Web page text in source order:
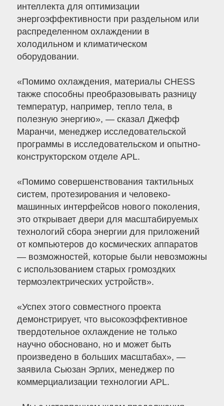
интеллекта для оптимизации
энергоэффективности при раздельном или
распределенном охлаждении в
холодильном и климатическом
оборудовании.
«Помимо охлаждения, материалы CHESS
также способны преобразовывать разницу
температур, например, тепло тела, в
полезную энергию», — сказал Джефф
Маранчи, менеджер исследовательской
программы в исследовательском и опытно-
конструкторском отделе APL.
«Помимо совершенствования тактильных
систем, протезирования и человеко-
машинных интерфейсов нового поколения,
это открывает двери для масштабируемых
технологий сбора энергии для приложений
от компьютеров до космических аппаратов
— возможностей, которые были невозможны
с использованием старых громоздких
термоэлектрических устройств».
«Успех этого совместного проекта
демонстрирует, что высокоэффективное
твердотельное охлаждение не только
научно обосновано, но и может быть
произведено в больших масштабах», —
заявила Сьюзан Эрлих, менеджер по
коммерциализации технологии APL.